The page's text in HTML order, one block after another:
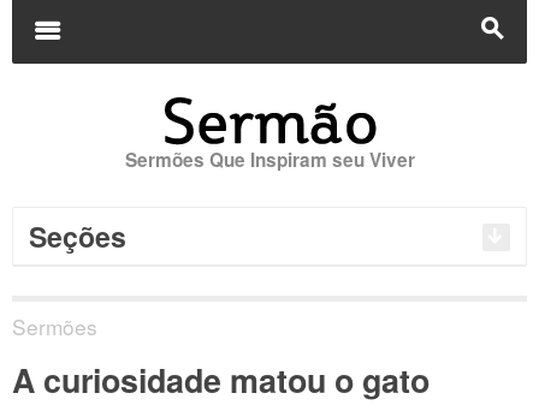
s
m
Sermões Que Inspiram seu Viver
Seções
Sermões
A curiosidade matou o gato